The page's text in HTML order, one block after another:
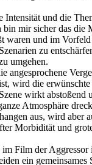
Intensität und die
mir sicher das die
waren und im
zu
umgehen.
angesprochene
wird die
wirkt abstoßend
Atmosphäre
aus, wird aber
Morbidität und
Film der Aggressor
ein gemeinsames